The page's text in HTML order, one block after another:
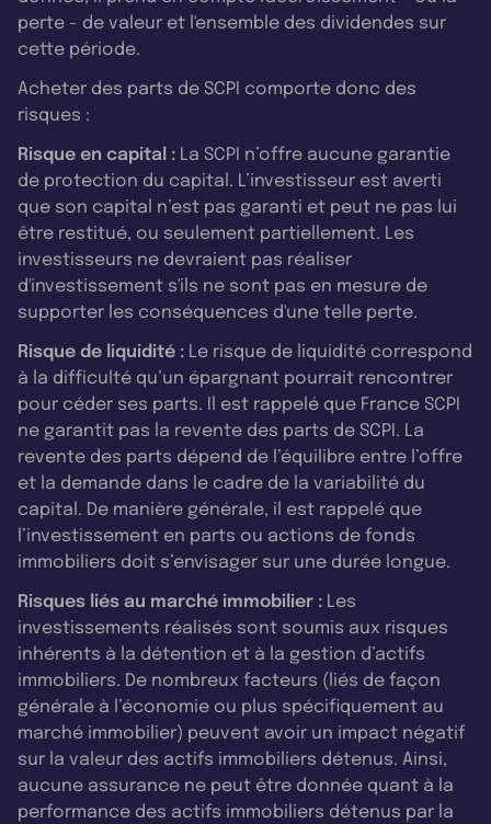
perte - de valeur et l'ensemble des dividendes sur
cette période.
Acheter des parts de SCPI comporte donc des
risques :
Risque en capital : La SCPI n’offre aucune garantie
de protection du capital. L’investisseur est averti
que son capital n’est pas garanti et peut ne pas lui
être restitué, ou seulement partiellement. Les
investisseurs ne devraient pas réaliser
d'investissement s'ils ne sont pas en mesure de
supporter les conséquences d'une telle perte.
Risque de liquidité : Le risque de liquidité correspond
à la difficulté qu’un épargnant pourrait rencontrer
pour céder ses parts. Il est rappelé que France SCPI
ne garantit pas la revente des parts de SCPI. La
revente des parts dépend de l’équilibre entre l’offre
et la demande dans le cadre de la variabilité du
capital. De manière générale, il est rappelé que
l’investissement en parts ou actions de fonds
immobiliers doit s’envisager sur une durée longue.
Risques liés au marché immobilier : Les
investissements réalisés sont soumis aux risques
inhérents à la détention et à la gestion d’actifs
immobiliers. De nombreux facteurs (liés de façon
générale à l’économie ou plus spécifiquement au
marché immobilier) peuvent avoir un impact négatif
sur la valeur des actifs immobiliers détenus. Ainsi,
aucune assurance ne peut être donnée quant à la
performance des actifs immobiliers détenus par la